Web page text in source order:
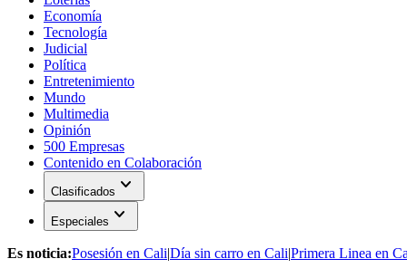
Economía
Tecnología
Judicial
Política
Entretenimiento
Mundo
Multimedia
Opinión
500 Empresas
Contenido en Colaboración
Clasificados expand_more
Especiales expand_more
Es noticia:Posesión en Cali|Día sin carro en Cali|Primera Linea en